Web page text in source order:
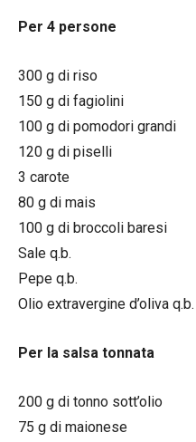
Per 4 persone
300 g di riso
150 g di fagiolini
100 g di pomodori grandi
120 g di piselli
3 carote
80 g di mais
100 g di broccoli baresi
Sale q.b.
Pepe q.b.
Olio extravergine d’oliva q.b.
Per la salsa tonnata
200 g di tonno sott’olio
75 g di maionese